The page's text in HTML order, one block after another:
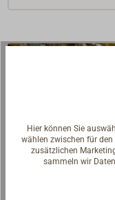
Hier können Sie
wählen zwischen für den
zusätzlichen
sammeln wir